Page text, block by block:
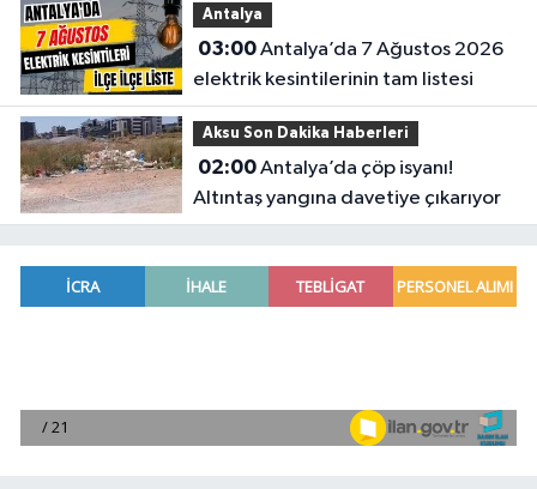
Antalya
03:00Antalya’da 7 Ağustos 2026
elektrik kesintilerinin tam listesi
Aksu Son Dakika Haberleri
02:00Antalya’da çöp isyanı!
Altıntaş yangına davetiye çıkarıyor